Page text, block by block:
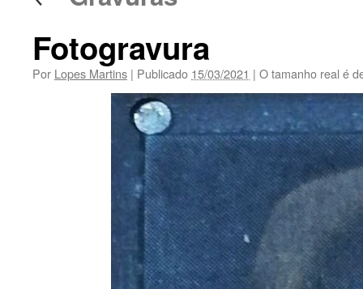
Fotogravura
Por Lopes Martins | Publicado 15/03/2021 | O tamanho real é